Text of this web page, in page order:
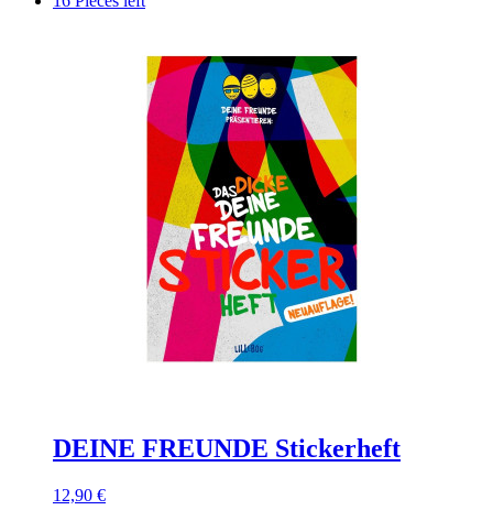
DEINE FREUNDE Stickerheft
12,90 €